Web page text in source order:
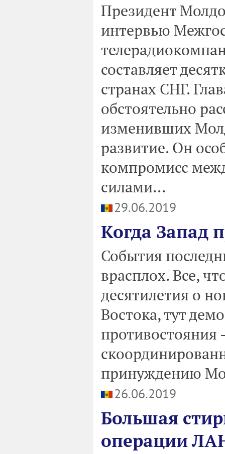
Президент
интервью
составляет
странах СНГ.
обстоятельно
изменивших
развитие. Он
компромисс
силами...
29.06.2019
Когда Запад
События
врасплох. Все,
десятилетия о
Востока, тут
противостояния
принуждению
26.06.2019
Большая
операции